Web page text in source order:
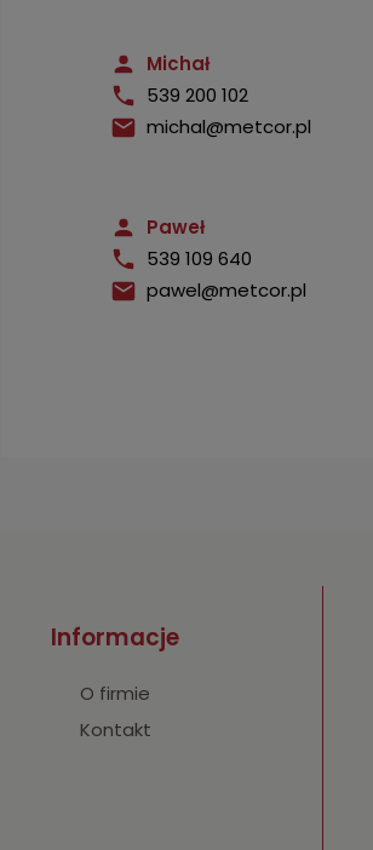
Michał
539 200 102
michal@metcor.pl
Paweł
539 109 640
pawel@metcor.pl
Informacje
O firmie
Kontakt